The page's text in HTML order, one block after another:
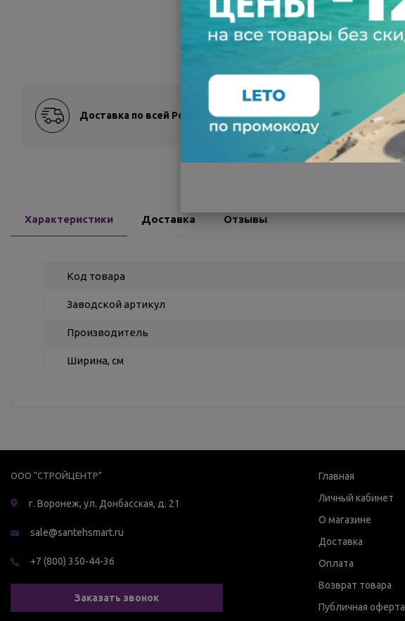
Доставка по всей России Оплата после осмотра
Характеристики Доставка Отзывы
Код товара
Заводской артикул
Производитель
Ширина, см
ООО "СТРОЙЦЕНТР"
г. Воронеж, ул. Донбасская, д. 21
sale@santehsmart.ru
+7 (800) 350-44-36
Заказать звонок
Главная
Личный кабинет
О магазине
Доставка
Оплата
Возврат товара
Публичная оферта